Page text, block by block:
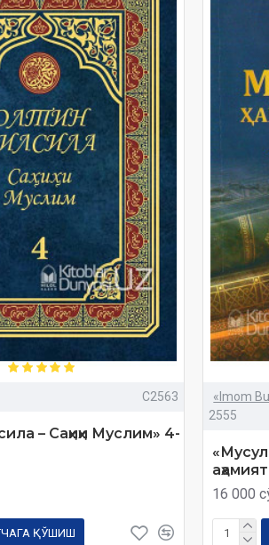
C2563
– Саҳиҳи Муслим» 4-
ҚЎШИШ
«Imom
2555
16 000